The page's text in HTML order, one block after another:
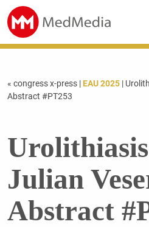
« congress x-press | EAU 2025|
Abstract #PT253
Julian
Abstract